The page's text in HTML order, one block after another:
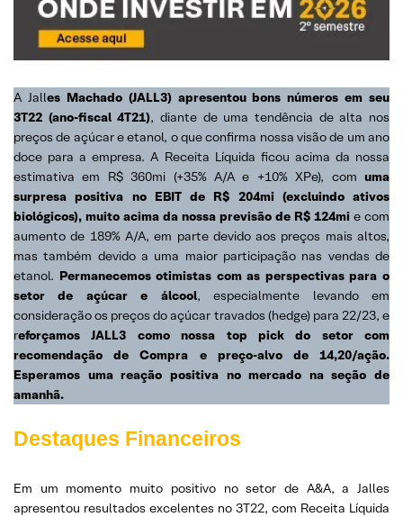
A Jalles Machado (JALL3) apresentou bons números em seu
3T22 (ano-fiscal 4T21), diante de uma tendência de alta nos
preços de açúcar e etanol, o que confirma nossa visão de um ano
doce para a empresa. A Receita Líquida ficou acima da nossa
estimativa em R$ 360mi (+35% A/A e +10% XPe), com uma
surpresa positiva no EBIT de R$ 204mi (excluindo ativos
biológicos), muito acima da nossa previsão de R$ 124mi e com
aumento de 189% A/A, em parte devido aos preços mais altos,
mas também devido a uma maior participação nas vendas de
etanol. Permanecemos otimistas com as perspectivas para o
setor de açúcar e álcool, especialmente levando em
consideração os preços do açúcar travados (hedge) para 22/23, e
reforçamos JALL3 como nossa top pick do setor com
recomendação de Compra e preço-alvo de 14,20/ação.
Esperamos uma reação positiva no mercado na seção de
amanhã.
Destaques Financeiros
Em um momento muito positivo no setor de A&A, a Jalles
apresentou resultados excelentes no 3T22, com Receita Líquida